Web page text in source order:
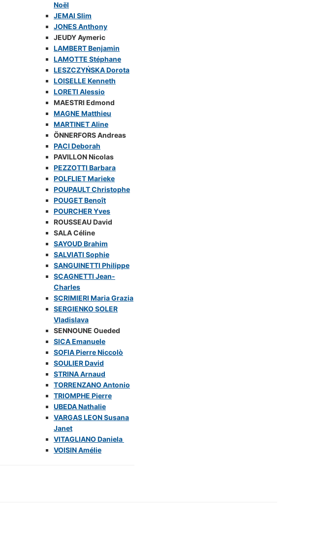
Noël
JEMAI Slim
JONES Anthony
JEUDY Aymeric
LAMBERT Benjamin
LAMOTTE Stéphane
LESZCZYŃSKA Dorota
LOISELLE Kenneth
LORETI Alessio
MAESTRI Edmond
MAGNE Matthieu
MARTINET Aline
ÖNNERFORS Andreas
PACI Deborah
PAVILLON Nicolas
PEZZOTTI Barbara
POLFLIET Marieke
POUPAULT Christophe
POUGET Benoît
POURCHER Yves
ROUSSEAU David
SALA Céline
SAYOUD Brahim
SALVIATI Sophie
SANGUINETTI Philippe
SCAGNETTI Jean-
Charles
SCRIMIERI Maria Grazia
SERGIENKO SOLER
Vladislava
SENNOUNE Oueded
SICA Emanuele
SOFIA Pierre Niccolò
SOULIER David
STRINA Arnaud
TORRENZANO Antonio
TRIOMPHE Pierre
UBEDA Nathalie
VARGAS LEON Susana
Janet
VITAGLIANO Daniela
VOISIN Amélie